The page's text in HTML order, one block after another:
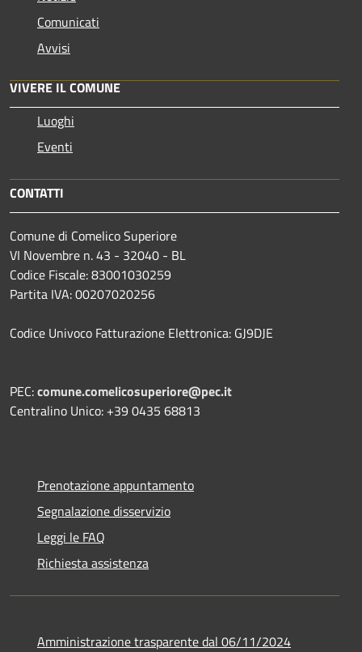
Comunicati
Avvisi
VIVERE IL COMUNE
Luoghi
Eventi
CONTATTI
Comune di Comelico Superiore
VI Novembre n. 43 - 32040 - BL
Codice Fiscale: 83001030259
Partita IVA: 00207020256
Codice Univoco Fatturazione Elettronica: GJ9DJE
PEC:comune.comelicosuperiore@pec.it
Centralino Unico: +39 0435 68813
Prenotazione appuntamento
Segnalazione disservizio
Leggi le FAQ
Richiesta assistenza
Amministrazione trasparente dal 06/11/2024